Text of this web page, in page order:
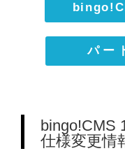
パー
bingo!CMS
仕様変更情